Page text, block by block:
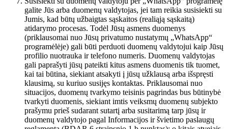
galite Jūs arba duomenų valdytojas, jei tam reikia susisiekti su
Jumis, kad būtų užbaigtas sąskaitos (realiąją sąskaitą)
atidarymo procesas. Todėl Jūsų asmens duomenys
(priklausomai nuo Jūsų privatumo nustatymų „WhatsApp“
programėlėje) gali būti perduoti duomenų valdytojui kaip Jūsų
profilio nuotrauka ir telefono numeris. Duomenų valdytojas
gali paprašyti jūsų pateikti kitus asmens duomenis tik tuomet,
kai tai būtina, siekiant atsakyti į jūsų užklausą arba išspręsti
klausimą, su kuriuo susijęs kontaktas. Priklausomai nuo
situacijos, duomenų tvarkymo teisinis pagrindas bus būtinybė
tvarkyti duomenis, siekiant imtis veiksmų duomenų subjekto
prašymu prieš sudarant sutartį arba susitarimą tarp jūsų ir
duomenų valdytojo pagal Informacijos ir švietimo paslaugų